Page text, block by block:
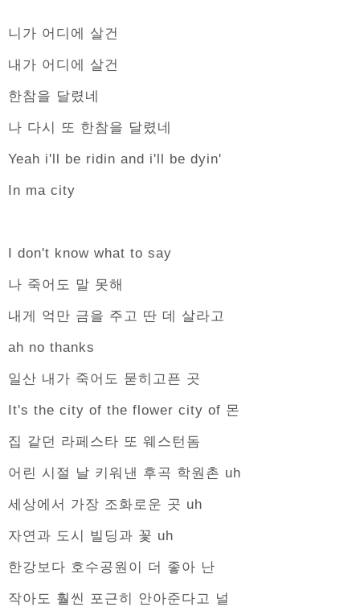
니가 어디에 살건
내가 어디에 살건
한참을 달렸네
나 다시 또 한참을 달렸네
Yeah i'll be ridin and i'll be dyin'
In ma city
I don't know what to say
나 죽어도 말 못해
내게 억만 금을 주고 딴 데 살라고
ah no thanks
일산 내가 죽어도 묻히고픈 곳
It's the city of the flower city of 몬
집 같던 라페스타 또 웨스턴돔
어린 시절 날 키워낸 후곡 학원촌 uh
세상에서 가장 조화로운 곳 uh
자연과 도시 빌딩과 꽃 uh
한강보다 호수공원이 더 좋아 난
작아도 훨씬 포근히 안아준다고 널